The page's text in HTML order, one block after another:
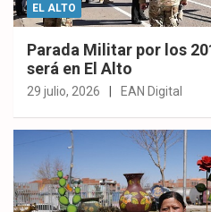
EL ALTO
Parada Militar por los
será en El Alto
29 julio, 2026 EAN Digital